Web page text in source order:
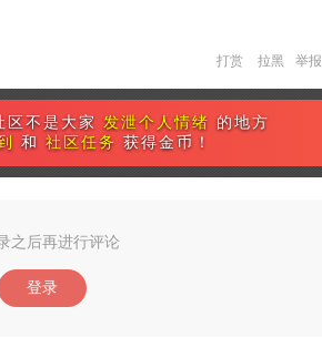
打赏 拉黑 举报
区不是大家 发泄个人情绪 的地方
和 社区任务 获得金币！
之后再进行评论
登录